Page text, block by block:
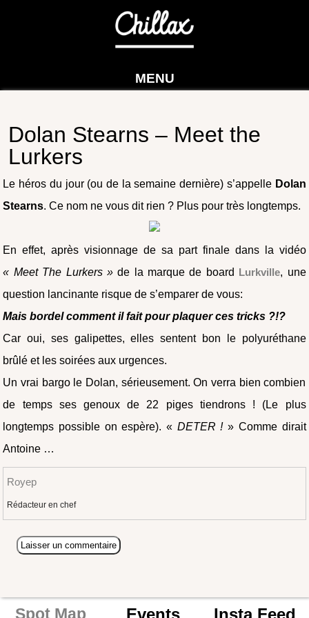
MENU
Dolan Stearns – Meet the
Lurkers
Le héros du jour (ou de la semaine dernière) s’appelle Dolan
Stearns. Ce nom ne vous dit rien ? Plus pour très longtemps.
En effet, après visionnage de sa part finale dans la vidéo
« Meet The Lurkers »de la marque de board Lurkville, une
question lancinante risque de s’emparer de vous:
Mais bordel comment il fait pour plaquer ces tricks ?!?
Car oui, ses galipettes, elles sentent bon le polyuréthane
brûlé et les soirées aux urgences.
Un vrai bargo le Dolan, sérieusement. On verra bien combien
de temps ses genoux de 22 piges tiendrons ! (Le plus
longtemps possible on espère). « DETER !» Comme dirait
Antoine …
Royep
Rédacteur en chef
Spot Map Events Insta Feed